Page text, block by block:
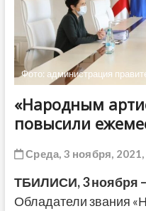
Фото: администрация
«Народным
повысили
Среда, 3 ноября,
ТБИЛИСИ,3 ноября
Обладатели звания